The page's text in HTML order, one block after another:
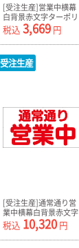
[受注生産]営業中横幕
白背景赤文字ターポリ
ン180cm×90cm
TA008-01
税込 3,669 円
受注生産
[受注生産]通常通り営
業中横幕白背景赤文字
ターポリン
360cm×180cm
TA009-02
税込 10,320円